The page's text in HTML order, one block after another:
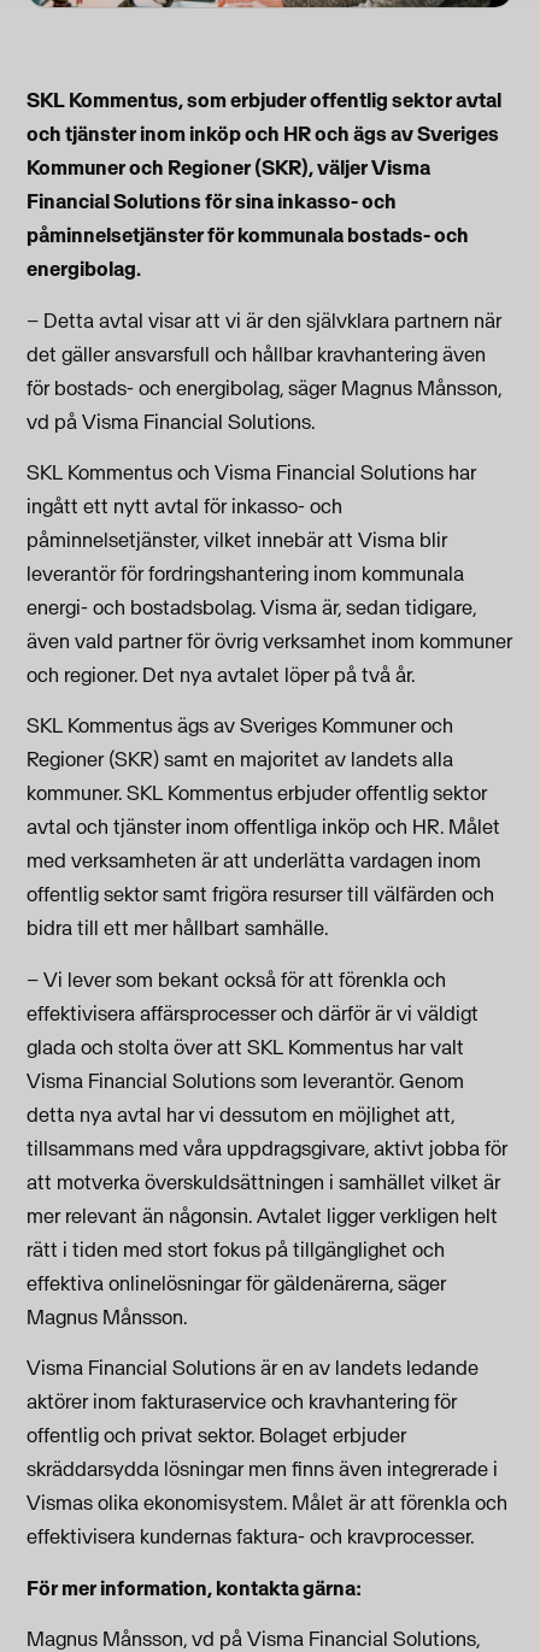
SKL Kommentus, som erbjuder offentlig sektor avtal
och tjänster inom inköp och HR och ägs av Sveriges
Kommuner och Regioner (SKR), väljer Visma
Financial Solutions för sina inkasso- och
påminnelsetjänster för kommunala bostads- och
energibolag.
– Detta avtal visar att vi är den självklara partnern när
det gäller ansvarsfull och hållbar kravhantering även
för bostads- och energibolag, säger Magnus Månsson,
vd på Visma Financial Solutions.
SKL Kommentus och Visma Financial Solutions har
ingått ett nytt avtal för inkasso- och
påminnelsetjänster, vilket innebär att Visma blir
leverantör för fordringshantering inom kommunala
energi- och bostadsbolag. Visma är, sedan tidigare,
även vald partner för övrig verksamhet inom kommuner
och regioner. Det nya avtalet löper på två år.
SKL Kommentus ägs av Sveriges Kommuner och
Regioner (SKR) samt en majoritet av landets alla
kommuner. SKL Kommentus erbjuder offentlig sektor
avtal och tjänster inom offentliga inköp och HR. Målet
med verksamheten är att underlätta vardagen inom
offentlig sektor samt frigöra resurser till välfärden och
bidra till ett mer hållbart samhälle.
– Vi lever som bekant också för att förenkla och
effektivisera affärsprocesser och därför är vi väldigt
glada och stolta över att SKL Kommentus har valt
Visma Financial Solutions som leverantör. Genom
detta nya avtal har vi dessutom en möjlighet att,
tillsammans med våra uppdragsgivare, aktivt jobba för
att motverka överskuldsättningen i samhället vilket är
mer relevant än någonsin. Avtalet ligger verkligen helt
rätt i tiden med stort fokus på tillgänglighet och
effektiva onlinelösningar för gäldenärerna, säger
Magnus Månsson.
Visma Financial Solutions är en av landets ledande
aktörer inom fakturaservice och kravhantering för
offentlig och privat sektor. Bolaget erbjuder
skräddarsydda lösningar men finns även integrerade i
Vismas olika ekonomisystem. Målet är att förenkla och
effektivisera kundernas faktura- och kravprocesser.
För mer information, kontakta gärna:
Magnus Månsson, vd på Visma Financial Solutions,